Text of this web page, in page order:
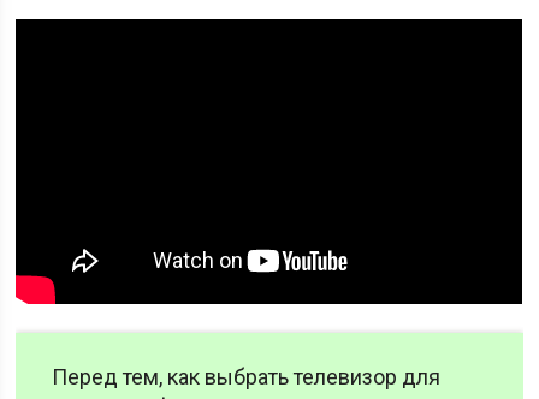
Перед тем, как выбрать телевизор для